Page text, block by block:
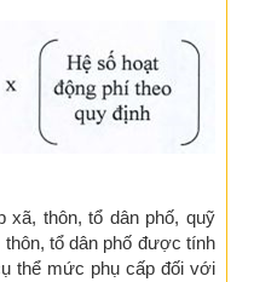
thôn, tổ dân phố, quỹ
tổ dân phố được tính
thể mức phụ cấp đối với